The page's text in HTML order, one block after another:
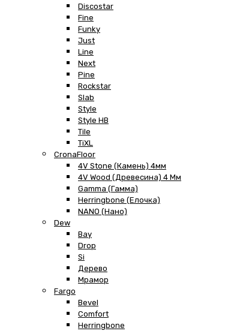
Discostar
Fine
Funky
Just
Line
Next
Pine
Rockstar
Slab
Style
Style HB
Tile
TiXL
CronaFloor
4V Stone (Камень) 4мм
4V Wood (Древесина) 4 Мм
Gamma (Гамма)
Herringbone (Елочка)
NANO (Нано)
Dew
Bay
Drop
Si
Дерево
Мрамор
Fargo
Bevel
Comfort
Herringbone